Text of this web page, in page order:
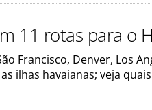
11 rotas para o
Francisco, Denver, Los
ilhas havaianas; veja